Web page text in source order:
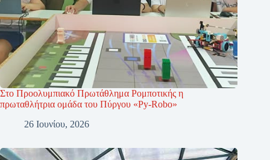
Στο Προολυμπιακό Πρωτάθλημα Ρομποτικής η
πρωταθλήτρια ομάδα του Πύργου «Py-Robo»
26 Ιουνίου, 2026